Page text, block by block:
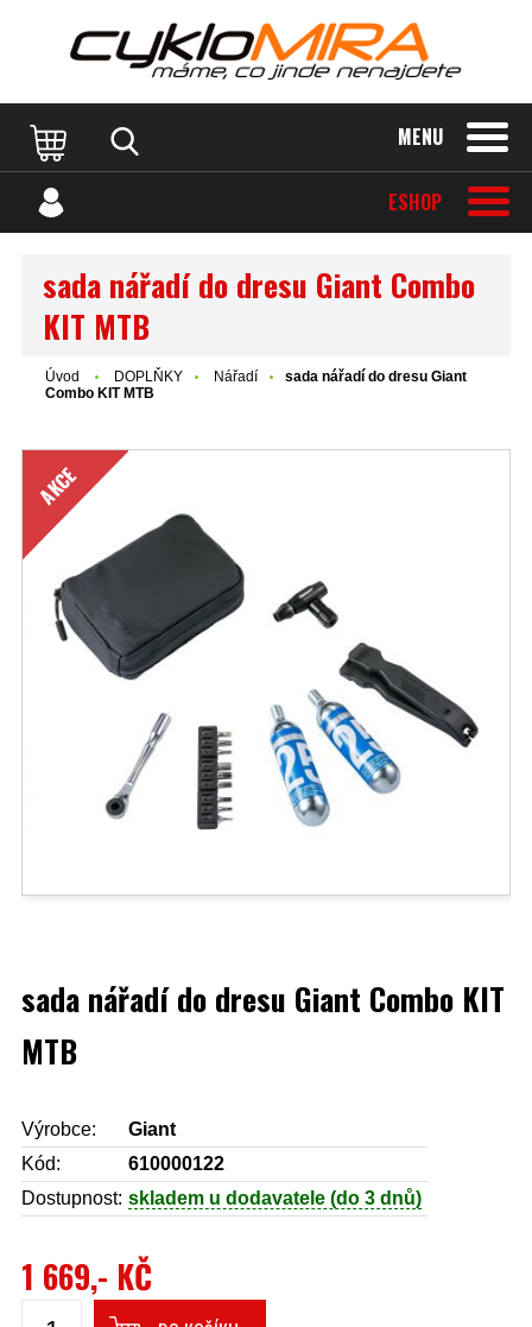
MENU
ESHOP
sada nářadí do dresu Giant Combo
KIT MTB
Úvod DOPLŇKY Nářadí
sada nářadí do dresu Giant
Combo KIT MTB
AKCE
sada nářadí do dresu Giant Combo KIT
MTB
Výrobce:
Giant
Kód:
610000122
Dostupnost: skladem u dodavatele (do 3 dnů)
1 669,- KČ